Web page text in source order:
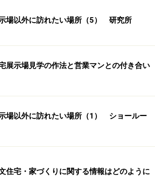
場以外に訪れたい場所（5） 研究所
展示場見学の作法と営業マンとの付き合い
場以外に訪れたい場所（1） ショールー
住宅・家づくりに関する情報はどのように